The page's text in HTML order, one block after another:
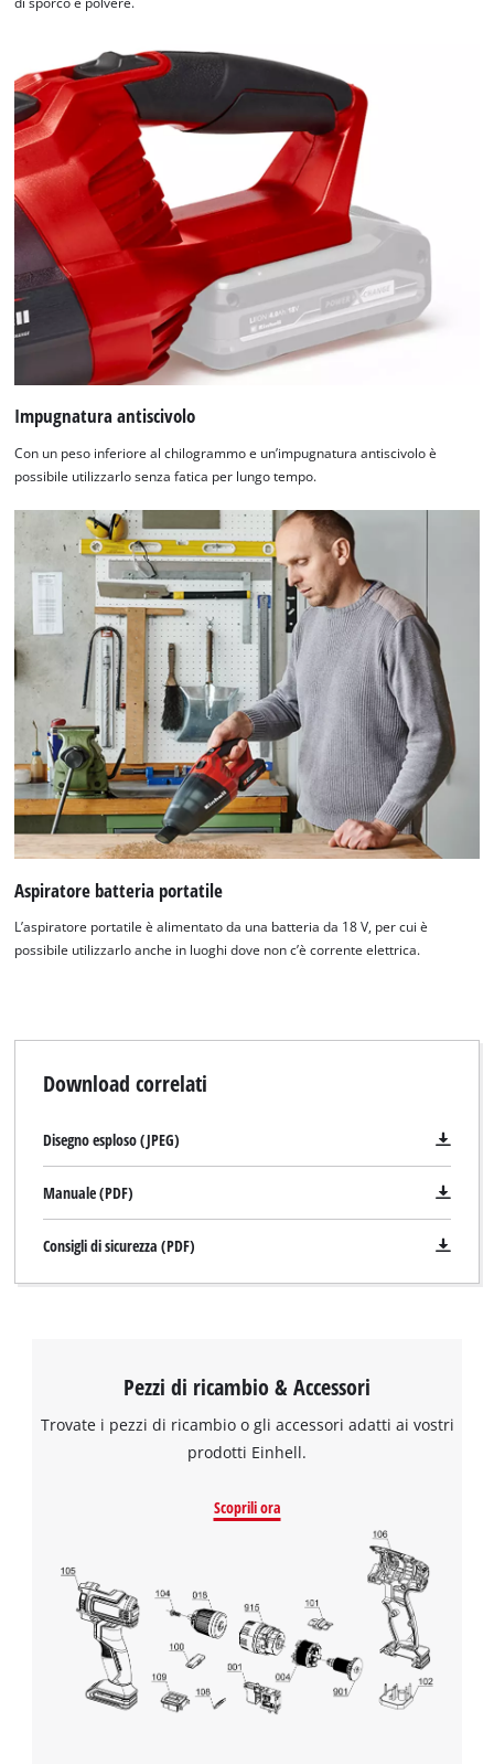
Abbiamo bisogno del vostro permesso
to trackers that are not disclosed to the
visitor. The website owner needs to setup
to the list of technologies used.
Powered byUsercentrics Consent
Management Platform
Impugnatura antiscivolo
Con un peso inferiore al chilogrammo e un’impugnatura antiscivolo è
possibile utilizzarlo senza fatica per lungo tempo.
Aspiratore batteria portatile
L’aspiratore portatile è alimentato da una batteria da 18 V, per cui è
possibile utilizzarlo anche in luoghi dove non c’è corrente elettrica.
Download correlati
Disegno esploso (JPEG)
Manuale (PDF)
Consigli di sicurezza (PDF)
Pezzi di ricambio & Accessori
Trovate i pezzi di ricambio o gli accessori adatti ai vostri
prodotti Einhell.
Scoprili ora